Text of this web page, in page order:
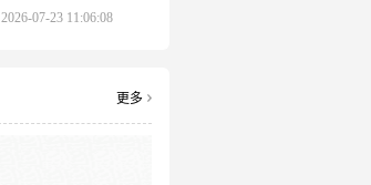
件、三大硬性指标、
2026-07-23 11:06:08
更多